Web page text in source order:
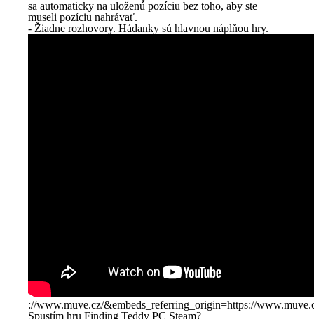
sa automaticky na uloženú pozíciu bez toho, aby ste
museli pozíciu nahrávať.
- Žiadne rozhovory. Hádanky sú hlavnou náplňou hry.
://www.muve.cz/&embeds_referring_origin=https://
Spustím hru Finding Teddy PC Steam?